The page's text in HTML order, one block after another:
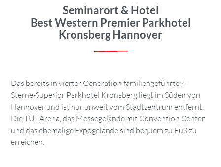
Seminarort & Hotel
Best Western Premier Parkhotel
Kronsberg Hannover
Das bereits in vierter Generation familiengeführte 4-
Sterne-Superior Parkhotel Kronsberg liegt im Süden von
Hannover und ist nur unweit vom Stadtzentrum entfernt.
Die TUI-Arena, das Messegelände mit Convention Center
und das ehemalige Expogelände sind bequem zu Fuß zu
erreichen.